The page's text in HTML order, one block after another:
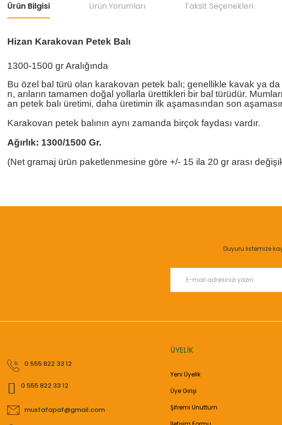
Ürün Bilgisi Ürün Yorumları Taksit Seçenekleri
Hizan Karakovan Petek Balı
1300-1500 gr Aralığında
Bu özel bal türü olan karakovan petek balı; genellikle kavak ya
n, arıların tamamen doğal yollarla ürettikleri bir bal türüdür.
an petek balı üretimi, daha üretimin ilk aşamasından son
Karakovan petek balının aynı zamanda birçok faydası vardır.
Ağırlık: 1300/1500 Gr.
(Net gramaj ürün paketlenmesine göre +/- 15 ila 20 gr arası
Görüş ve önerileriniz için teşekkür ederiz.
Duyuru listemize
0 555 822 33 12
0 555 822 33 12
mustafapaf@gmail.com
ÜYELİK
Yeni Üyelik
Üye Girişi
Şifremi Unuttum